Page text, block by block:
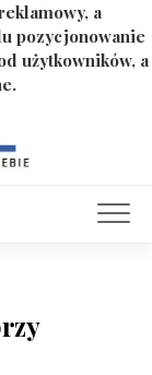
a
pozycjonowanie
użytkowników, a